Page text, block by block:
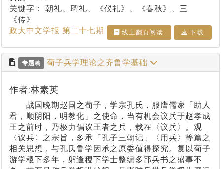
关键字： 朝礼、聘礼、《仪礼》、《春秋》、三
《传》
政大中文学报 第二十七期
线上翻⾴阅读 下载
专题稿 荀子兵学理论之齐鲁学基础
作者:林素英
战国晚期赵国之荀子，学宗孔氏，服膺儒家「助人
君，顺阴阳，明教化」之使命，当有机会议兵于赵孝成
王之前时，乃极力倡议王者之兵，载在〈议兵〉。观
〈议兵〉之宗旨，多承「孔子三朝记」〈用兵〉等篇之
相关思想，与孔氏鲁学因承之原委值得探究。复以荀子
游学稷下多年，躬逢稷下学士整编多部兵书之盛事不